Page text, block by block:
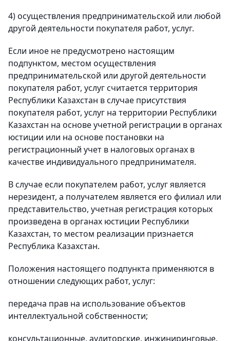
4) осуществления предпринимательской или любой
другой деятельности покупателя работ, услуг.
Если иное не предусмотрено настоящим
подпунктом, местом осуществления
предпринимательской или другой деятельности
покупателя работ, услуг считается территория
Республики Казахстан в случае присутствия
покупателя работ, услуг на территории Республики
Казахстан на основе учетной регистрации в органах
юстиции или на основе постановки на
регистрационный учет в налоговых органах в
качестве индивидуального предпринимателя.
В случае если покупателем работ, услуг является
нерезидент, а получателем является его филиал или
представительство, учетная регистрация которых
произведена в органах юстиции Республики
Казахстан, то местом реализации признается
Республика Казахстан.
Положения настоящего подпункта применяются в
отношении следующих работ, услуг:
передача прав на использование объектов
интеллектуальной собственности;
консультационные, аудиторские, инжиниринговые,